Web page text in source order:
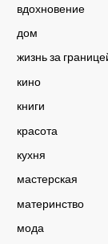
вдохновение
дом
жизнь за
кино
книги
красота
кухня
мастерская
материнство
мода